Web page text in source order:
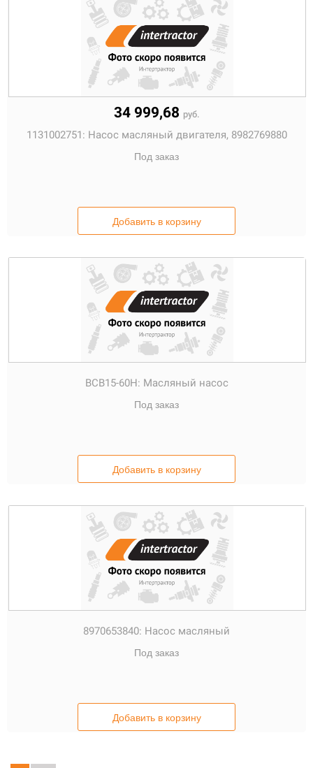
34 999,68 руб.
1131002751: Насос масляный двигателя, 8982769880
Под заказ
Добавить в корзину
BCB15-60H: Масляный насос
Под заказ
Добавить в корзину
8970653840: Насос масляный
Под заказ
Добавить в корзину